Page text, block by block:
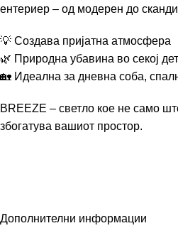
ентериер – од модерен до
💡 Создава пријатна атмосфера
🌿 Природна убавина во секој
🏡 Идеална за дневна соба,
BREEZE – светло кое не само
збогатува вашиот простор.
Дополнителни информации